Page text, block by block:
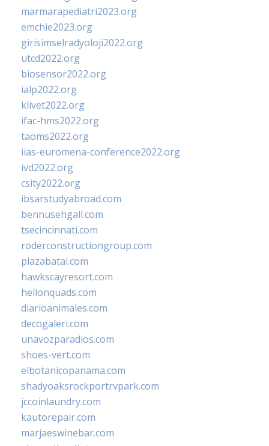
marmarapediatri2023.org
emchie2023.org
girisimselradyoloji2022.org
utcd2022.org
biosensor2022.org
ialp2022.org
klivet2022.org
ifac-hms2022.org
taoms2022.org
iias-euromena-conference2022.org
ivd2022.org
csity2022.org
ibsarstudyabroad.com
bennusehgall.com
tsecincinnati.com
roderconstructiongroup.com
plazabatai.com
hawkscayresort.com
hellonquads.com
diarioanimales.com
decogaleri.com
unavozparadios.com
shoes-vert.com
elbotanicopanama.com
shadyoaksrockportrvpark.com
jccoinlaundry.com
kautorepair.com
marjaeswinebar.com